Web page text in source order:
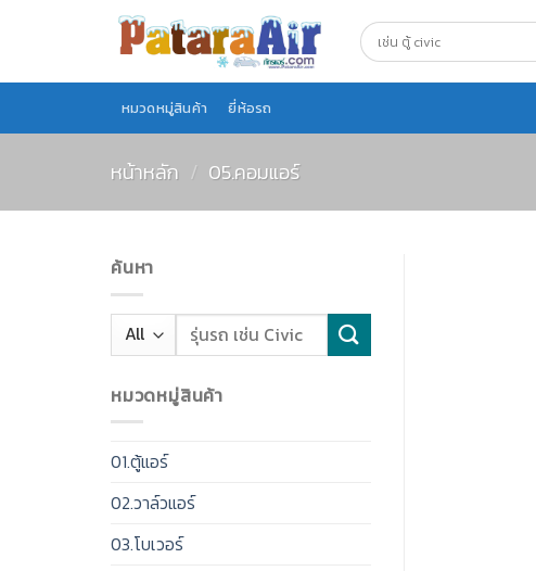
หมวดหมู่สินค้า ยี่ห้อรถ
หน้าหลัก / 05.คอมแอร์
ค้นหา
หมวดหมู่สินค้า
01.ตู้แอร์
02.วาล์วแอร์
03.โบเวอร์